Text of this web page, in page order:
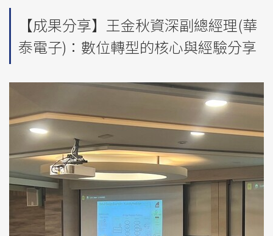
【成果分享】王金秋資深副總經理(華
泰電子)：數位轉型的核心與經驗分享